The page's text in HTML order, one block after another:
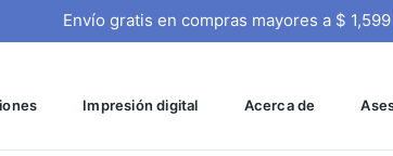
Envío gratis en compras mayores a $
Impresión digital Acerca de